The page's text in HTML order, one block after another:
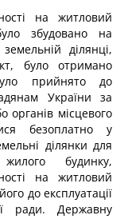
на житловий
збудовано на
ділянці,
було отримано
прийнято до
України за
органів місцевого
безоплатно у
ділянки для
будинку,
на житловий
до експлуатації
ради. Державну